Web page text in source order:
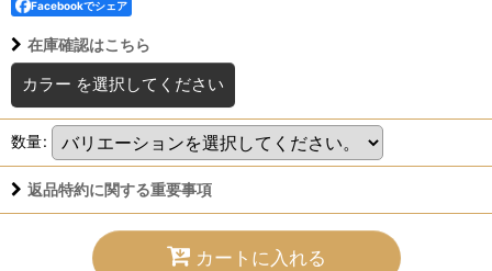
Facebookでシェア
在庫確認はこちら
カラー を選択してください
数量:
返品特約に関する重要事項
カートに入れる